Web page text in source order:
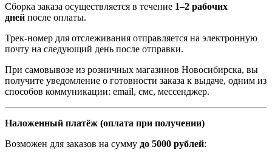
Сборка заказа осуществляется в течение 1–2 рабочих
дней после оплаты.
Трек-номер для отслеживания отправляется на электронную
почту на следующий день после отправки.
При самовывозе из розничных магазинов Новосибирска, вы
получите уведомление о готовности заказа к выдаче, одним из
способов коммуникации: email, смс, мессенджер.
Наложенный платёж (оплата при получении)
Возможен для заказов на сумму до 5000 рублей: